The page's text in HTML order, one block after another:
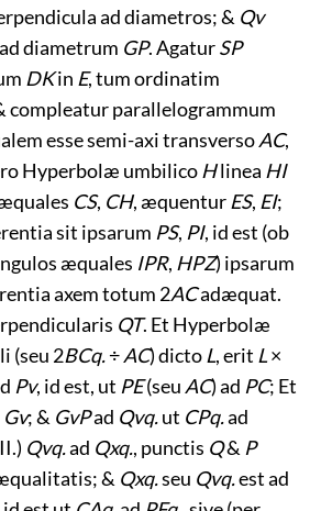
ad diametros; & Qv
diametrum GP. AgaturSP
DKin E, tum ordinatim
compleatur parallelogrammum
esse semi-axi transversoAC,
Hyperbolæ umbilico Hlinea HI
CS, CH, æquentur ES, EI;
sit ipsarum PS, PI, id est (ob
æquales IPR, HPZ) ipsarum
axem totum 2ACadæquat.
QT. Et Hyperbolæ
(seu 2BCq.÷AC) dicto L, erit L×
Pv, id est, ut PE(seu AC) ad PC; Et
Gv; & GvPad Qvq.ut CPq.ad
Qvq.ad Qxq., punctis Q& P
& Qxq.seu Qvq.est ad